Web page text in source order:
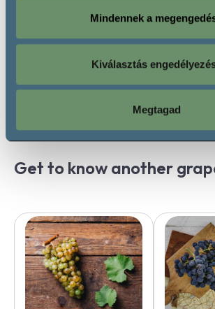
Mindennek a
Kiválasztás
Megtagad
Get to know another